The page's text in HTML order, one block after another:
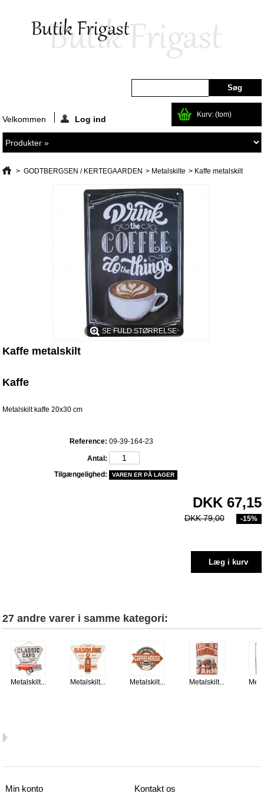
Kurv: (tom)
Velkommen Log ind
> GODTBERGSEN / KERTEGAARDEN > Metalskilte > Kaffe metalskilt
SE FULD STØRRELSE
Kaffe metalskilt
Kaffe
Metalskilt kaffe 20x30 cm
Reference: 09-39-164-23
Antal:
Tilgængelighed:
VAREN ER PÅ LAGER
DKK 67,15
-15%
DKK 79,00
27 andre varer i samme kategori:
Metalskilt... Metalskilt... Metalskilt... Metalskilt...
Min konto Kontakt os